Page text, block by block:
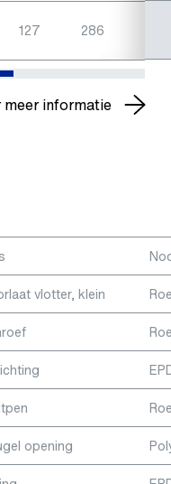
127 286
informatie
vlotter, klein
opening